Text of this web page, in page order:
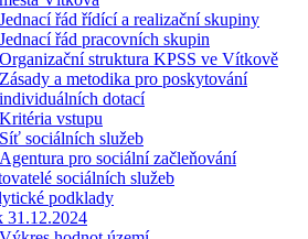
Jednací řád řídící a realizační skupiny
Jednací řád pracovních skupin
Organizační struktura KPSS ve Vítkově
Zásady a metodika pro poskytování
individuálních dotací
Kritéria vstupu
Síť sociálních služeb
Agentura pro sociální začleňování
sociálních služeb
podklady
31.12.2024